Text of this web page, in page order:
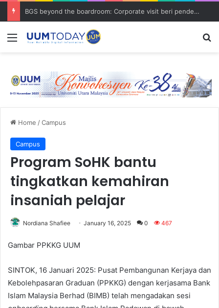
BGS beyond the boardroom: Corporate visit beri pendedahan dunia korporat kepada PELAJAR UUM
Menu
Home /Campus
Campus
Program SoHK bantu
tingkatkan kemahiran
insaniah pelajar
Nordiana Shafiee January 16, 2025 0 467
Gambar PPKKG UUM
SINTOK, 16 Januari 2025: Pusat Pembangunan Kerjaya dan
Kebolehpasaran Graduan (PPKKG) dengan kerjasama Bank
Islam Malaysia Berhad (BIMB) telah mengadakan sesi